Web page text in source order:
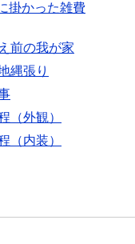
掛かった雑費
前の我が家
縄張り
（外観）
（内装）